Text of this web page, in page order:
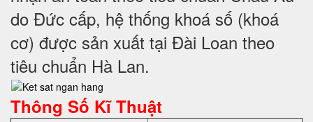
do Đức cấp, hệ thống khoá số (khoá
cơ) được sản xuất tại Đài Loan theo
tiêu chuẩn Hà Lan.
Thông Số Kĩ Thuật